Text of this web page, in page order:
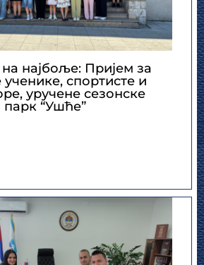
најбоље: Пријем за
ученике, спортисте и
уручене сезонске
парк “Ушће”